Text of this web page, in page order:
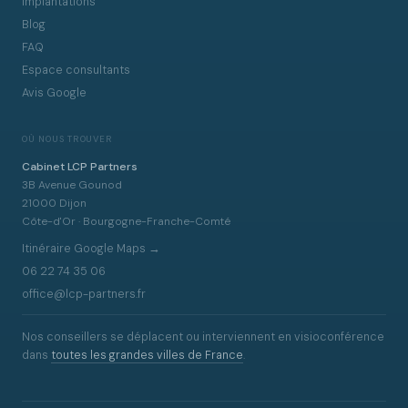
Blog
FAQ
Espace consultants
Avis Google
OÙ NOUS TROUVER
Cabinet LCP Partners
3B Avenue Gounod
21000 Dijon
Côte-d'Or · Bourgogne-Franche-Comté
Itinéraire Google Maps →
06 22 74 35 06
office@lcp-partners.fr
Nos conseillers se déplacent ou interviennent en visioconférence
dans toutes les grandes villes de France.